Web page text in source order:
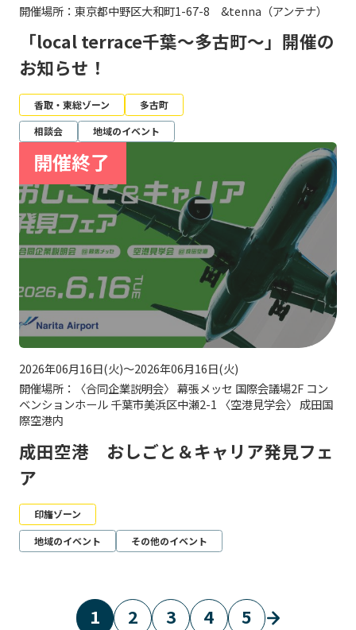
開催場所：東京都中野区大和町1-67-8 &tenna（アンテナ）
「local terrace千葉～多古町～」開催の
お知らせ！
香取・東総ゾーン
多古町
相談会
地域のイベント
2026年06月16日(火)～2026年06月16日(火)
開催場所：〈合同企業説明会〉 幕張メッセ 国際会議場2F コン
ベンションホール 千葉市美浜区中瀬2-1 〈空港見学会〉 成田国
際空港内
成田空港 おしごと＆キャリア発見フェ
ア
印旛ゾーン
地域のイベント
その他のイベント
1 2 3 4 5